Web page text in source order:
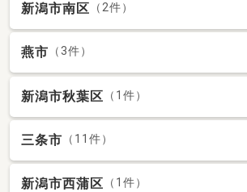
新潟市南区 （2件）
燕市 （3件）
新潟市秋葉区 （1件）
三条市 （11件）
新潟市西蒲区 （1件）